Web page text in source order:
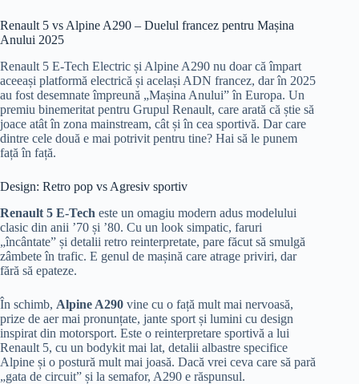
Renault 5 vs Alpine A290 – Duelul francez pentru Mașina
Anului 2025
Renault 5 E-Tech Electric și Alpine A290 nu doar că împart
aceeași platformă electrică și același ADN francez, dar în 2025
au fost desemnate împreună „Mașina Anului” în Europa. Un
premiu binemeritat pentru Grupul Renault, care arată că știe să
joace atât în zona mainstream, cât și în cea sportivă. Dar care
dintre cele două e mai potrivit pentru tine? Hai să le punem
față în față.
Design: Retro pop vs Agresiv sportiv
Renault 5 E-Tech este un omagiu modern adus modelului
clasic din anii ’70 și ’80. Cu un look simpatic, faruri
„încântate” și detalii retro reinterpretate, pare făcut să smulgă
zâmbete în trafic. E genul de mașină care atrage priviri, dar
fără să epateze.
În schimb, Alpine A290 vine cu o față mult mai nervoasă,
prize de aer mai pronunțate, jante sport și lumini cu design
inspirat din motorsport. Este o reinterpretare sportivă a lui
Renault 5, cu un bodykit mai lat, detalii albastre specifice
Alpine și o postură mult mai joasă. Dacă vrei ceva care să pară
„gata de circuit” și la semafor, A290 e răspunsul.